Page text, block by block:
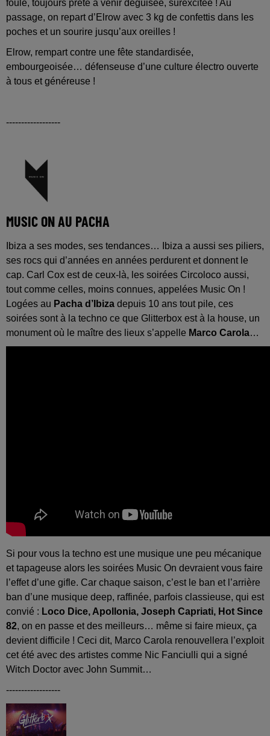
foule, toujours prête à venir déguisée, surexcitée ! Au
passage, on repart d’Elrow avec 3 kg de confettis dans les
poches et un sourire jusqu’aux oreilles !
Elrow, rempart contre une fête standardisée,
embourgeoisée… défenseuse d’une culture électro ouverte
à tous et généreuse !
------------------
MUSIC ON AU PACHA
Ibiza a ses modes, ses tendances… Ibiza a aussi ses piliers,
ses rocs qui d’années en années perdurent et donnent le
cap. Carl Cox est de ceux-là, les soirées Circoloco aussi,
tout comme celles, moins connues, appelées Music On !
Logées au Pacha d’Ibiza depuis 10 ans tout pile, ces
soirées sont à la techno ce que Glitterbox est à la house, un
monument où le maître des lieux s’appelle Marco Carola…
Si pour vous la techno est une musique une peu mécanique
et tapageuse alors les soirées Music On devraient vous faire
l’effet d’une gifle. Car chaque saison, c’est le ban et l’arrière
ban d’une musique deep, raffinée, parfois classieuse, qui est
convié : Loco Dice, Apollonia, Joseph Capriati, Hot Since
82, on en passe et des meilleurs… même si faire mieux, ça
devient difficile ! Ceci dit, Marco Carola renouvellera l’exploit
cet été avec des artistes comme Nic Fanciulli qui a signé
Witch Doctor avec John Summit…
------------------